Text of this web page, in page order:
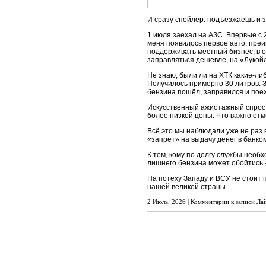
И сразу спойлер: подъезжаешь и
1 июля заехал на АЗС. Впервые с
меня появилось первое авто,
поддерживать местный бизнес, в
заправляться дешевле, на
Не знаю, были ли на ХТК какие-
Получилось примерно 30 литров.
бензина пошёл, заправился и
Искусственный ажиотажный
более низкой цены. Что важно
Всё это мы наблюдали уже не раз
«запрет» на выдачу денег в
К тем, кому по долгу службы
лишнего бензина может
На потеху Западу и ВСУ не
нашей великой страны.
2 Июль, 2026 | Комментарии к записи